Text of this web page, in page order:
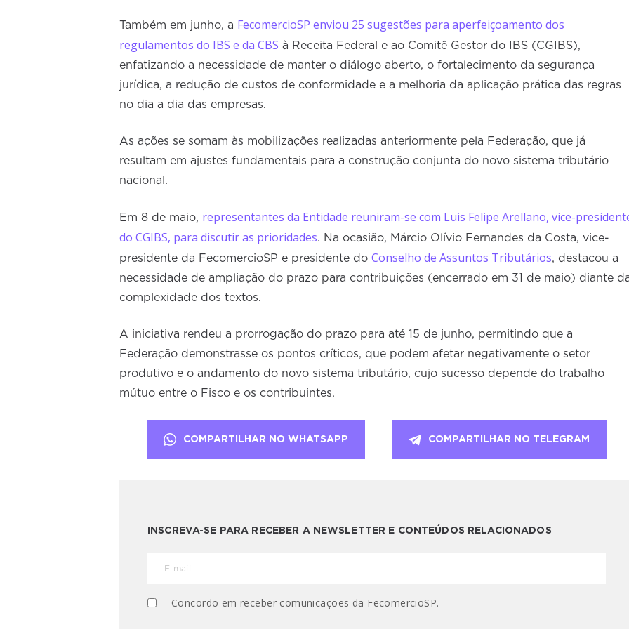
Também em junho, a FecomercioSP enviou 25 sugestões para aperfeiçoamento dos
regulamentos do IBS e da CBS à Receita Federal e ao Comitê Gestor do IBS (CGIBS),
enfatizando a necessidade de manter o diálogo aberto, o fortalecimento da segurança
jurídica, a redução de custos de conformidade e a melhoria da aplicação prática das regras
no dia a dia das empresas.
As ações se somam às mobilizações realizadas anteriormente pela Federação, que já
resultam em ajustes fundamentais para a construção conjunta do novo sistema tributário
nacional.
Em 8 de maio, representantes da Entidade reuniram-se com Luis Felipe Arellano, vice-
do CGIBS, para discutir as prioridades. Na ocasião, Márcio Olívio Fernandes da Costa, vice-
presidente da FecomercioSP e presidente do Conselho de Assuntos Tributários, destacou a
necessidade de ampliação do prazo para contribuições (encerrado em 31 de maio) diante
complexidade dos textos.
A iniciativa rendeu a prorrogação do prazo para até 15 de junho, permitindo que a
Federação demonstrasse os pontos críticos, que podem afetar negativamente o setor
produtivo e o andamento do novo sistema tributário, cujo sucesso depende do trabalho
mútuo entre o Fisco e os contribuintes.
COMPARTILHAR NO WHATSAPP COMPARTILHAR NO TELEGRAM
INSCREVA-SE PARA RECEBER A NEWSLETTER E CONTEÚDOS RELACIONADOS
Concordo em receber comunicações da FecomercioSP.